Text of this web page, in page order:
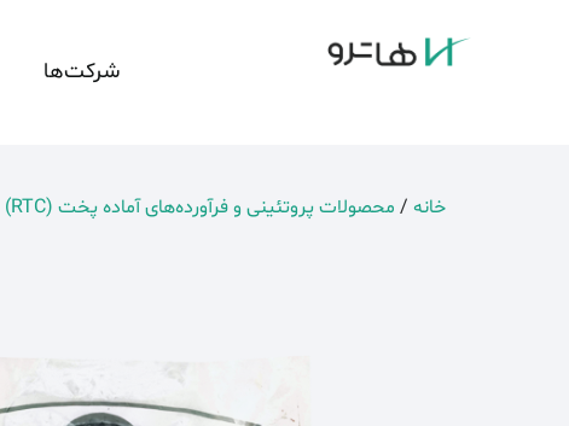
شرکت‌ها
خانه / محصولات پروتئینی و فرآورده‌های آماده پخت (RTC)